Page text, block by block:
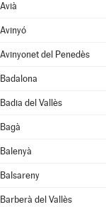
Avià
Avinyó
Avinyonet del Penedès
Badalona
Badia del Vallès
Bagà
Balenyà
Balsareny
Barberà del Vallès